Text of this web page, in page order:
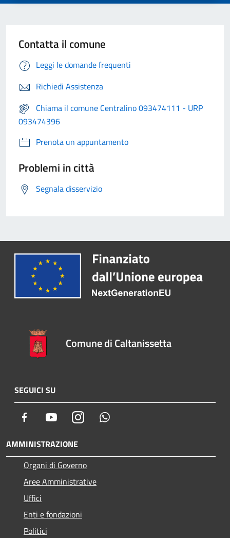
Contatta il comune
Leggi le domande frequenti
Richiedi Assistenza
Chiama il comune Centralino 093474111 - URP
093474396
Prenota un appuntamento
Problemi in città
Segnala disservizio
Comune di Caltanissetta
SEGUICI SU
Facebook YoutubeInstagram
AMMINISTRAZIONE
Organi di Governo
Aree Amministrative
Uffici
Enti e fondazioni
Politici